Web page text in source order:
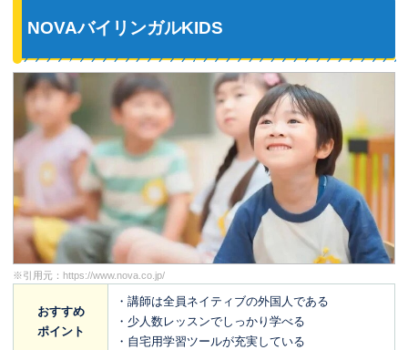
NOVAバイリンガルKIDS
※引用元： https://www.nova.co.jp/
おすすめ
ポイント
・講師は全員ネイティブの外国人である
・少人数レッスンでしっかり学べる
・自宅用学習ツールが充実している